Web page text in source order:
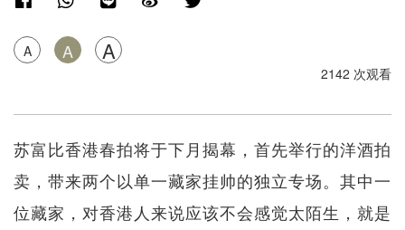
A A A
2142 次观看
苏富比香港春拍将于下月揭幕，首先举行的洋酒拍
卖，带来两个以单一藏家挂帅的独立专场。其中一
位藏家，对香港人来说应该不会感觉太陌生，就是